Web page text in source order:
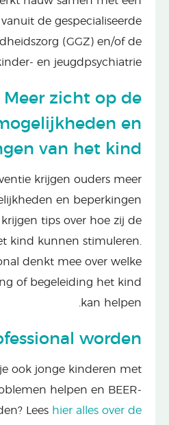
de gespecialiseerde
(GGZ) en/of de
en jeugdpsychiatrie.
Meer zicht op de
en
van het kind
krijgen ouders meer
en beperkingen
tips over hoe zij de
kind kunnen stimuleren.
denkt mee over welke
of begeleiding het kind
kan helpen.
worden?
ook jonge kinderen met
helpen en BEER-
Lees hier alles over de